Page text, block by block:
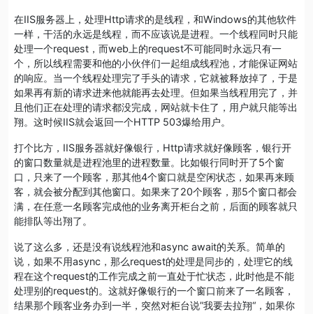
在IIS服务器上，处理Http请求的是线程，和Windows的其他软件
一样，干活的永远是线程，而不应该说是进程。一个线程同时只能
处理一个request，而web上的request不可能同时永远只有一
个，所以线程需要和他的小伙伴们一起组成线程池，才能保证网站
的响应。当一个线程处理完了手头的请求，它就被释放掉了，于是
如果再有新的请求进来他就能再去处理。但如果当线程用完了，并
且他们正在处理的请求都没完成，网站就卡住了，用户就只能等出
翔。这时候IIS就会返回一个HTTP 503爆给用户。
打个比方，IIS服务器就好像银行，Http请求就好像顾客，银行开
的窗口数量就是进程池里的进程数量。比如银行同时开了5个窗
口，只来了一个顾客，那其他4个窗口就是空闲状态，如果再来顾
客，就会被分配到其他窗口。如果来了20个顾客，那5个窗口都会
满，在任意一名顾客完成他的业务离开柜台之前，后面的顾客就只
能排队等出翔了。
说了这么多，还是没有说线程池和async await的关系。简单的
说，如果不用async，那么request的处理是同步的，处理它的线
程在这个request的工作完成之前一直处于忙状态，此时他是不能
处理别的request的。这就好像银行的一个窗口前来了一名顾客，
结果那个顾客业务办到一半，突然对柜台说”我要去拉翔“，如果你